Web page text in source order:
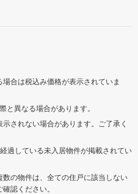
合は税込み価格が表示されていま
と異なる場合があります。
されない場合があります。ご了承く
過している未入居物件が掲載されてい
数の物件は、全ての住戸に該当しない
認ください。